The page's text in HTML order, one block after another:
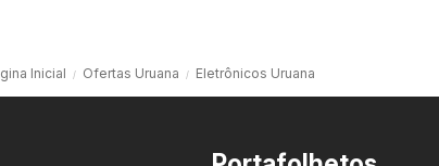
Inicial Ofertas Uruana Eletrônicos Uruana